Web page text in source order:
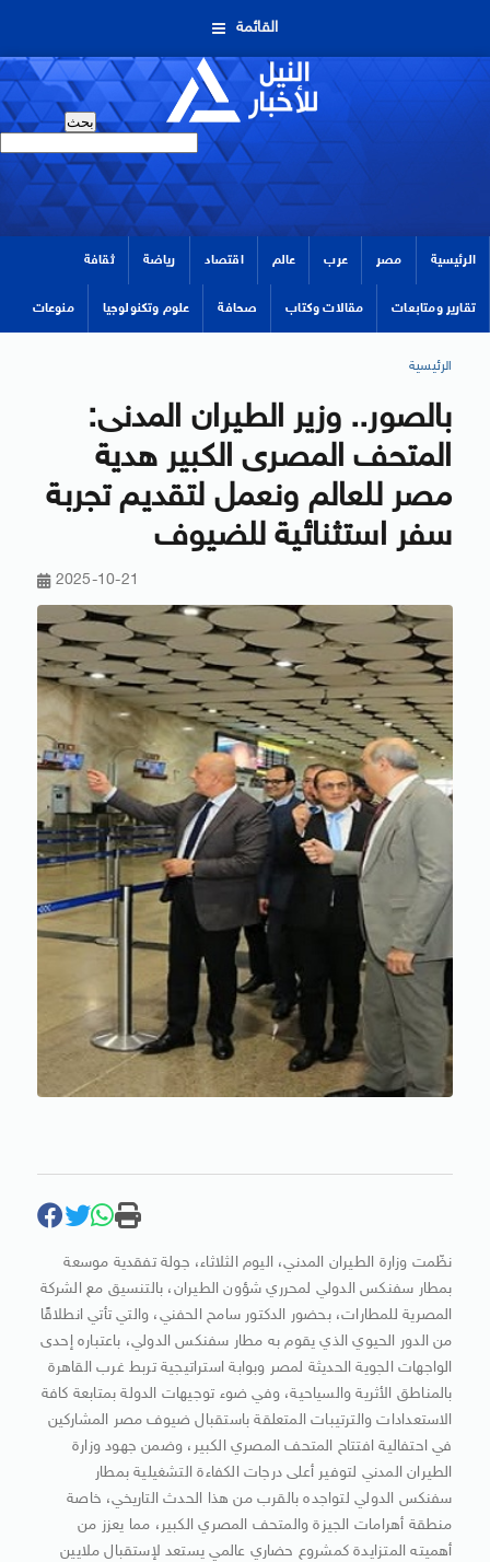
القائمة
الرئيسية مصر عرب عالم اقتصاد رياضة ثقافة
تقارير ومتابعات مقالات وكتاب صحافة علوم وتكنولوجيا منوعات
الرئيسية
بالصور.. وزير الطيران المدنى:
المتحف المصرى الكبير هدية
مصر للعالم ونعمل لتقديم تجربة
سفر استثنائية للضيوف
2025-10-21
نظّمت وزارة الطيران المدني، اليوم الثلاثاء، جولة تفقدية موسعة
بمطار سفنكس الدولي لمحرري شؤون الطيران، بالتنسيق مع الشركة
المصرية للمطارات، بحضور الدكتور سامح الحفني، والتي تأتي انطلاقًا
من الدور الحيوي الذي يقوم به مطار سفنكس الدولي، باعتباره إحدى
الواجهات الجوية الحديثة لمصر وبوابة استراتيجية تربط غرب القاهرة
بالمناطق الأثرية والسياحية، وفي ضوء توجيهات الدولة بمتابعة كافة
الاستعدادات والترتيبات المتعلقة باستقبال ضيوف مصر المشاركين
في احتفالية افتتاح المتحف المصري الكبير، وضمن جهود وزارة
الطيران المدني لتوفير أعلى درجات الكفاءة التشغيلية بمطار
سفنكس الدولي لتواجده بالقرب من هذا الحدث التاريخي، خاصة
منطقة أهرامات الجيزة والمتحف المصري الكبير، مما يعزز من
أهميته المتزايدة كمشروع حضاري عالمي يستعد لإستقبال ملايين